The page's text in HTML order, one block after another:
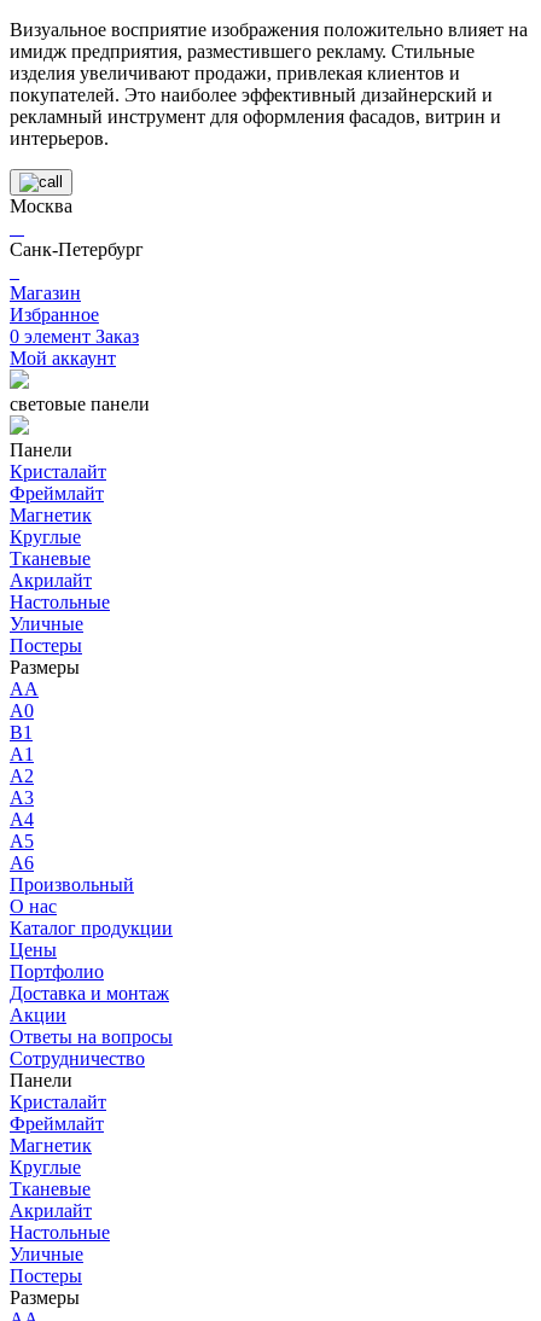
Визуальное восприятие изображения положительно влияет на
имидж предприятия, разместившего рекламу. Стильные
изделия увеличивают продажи, привлекая клиентов и
покупателей. Это наиболее эффективный дизайнерский и
рекламный инструмент для оформления фасадов, витрин и
интерьеров.
Москва
Санк-Петербург
Магазин
Избранное
0 элемент Заказ
Мой аккаунт
световые панели
Панели
Кристалайт
Фреймлайт
Магнетик
Круглые
Тканевые
Акрилайт
Настольные
Уличные
Постеры
Размеры
AA
A0
B1
A1
A2
A3
A4
A5
A6
Произвольный
О нас
Каталог продукции
Цены
Портфолио
Доставка и монтаж
Акции
Ответы на вопросы
Сотрудничество
Панели
Кристалайт
Фреймлайт
Магнетик
Круглые
Тканевые
Акрилайт
Настольные
Уличные
Постеры
Размеры